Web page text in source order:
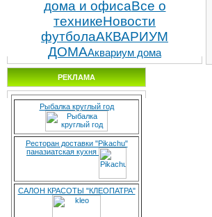
дома и офисаВсе о
техникеНовости
футболаАКВАРИУМ
ДОМААквариум дома
РЕКЛАМА
Рыбалка круглый год
Ресторан доставки "Pikachu"
паназиатская кухня
САЛОН КРАСОТЫ "КЛЕОПАТРА"